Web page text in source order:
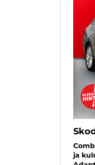
ja